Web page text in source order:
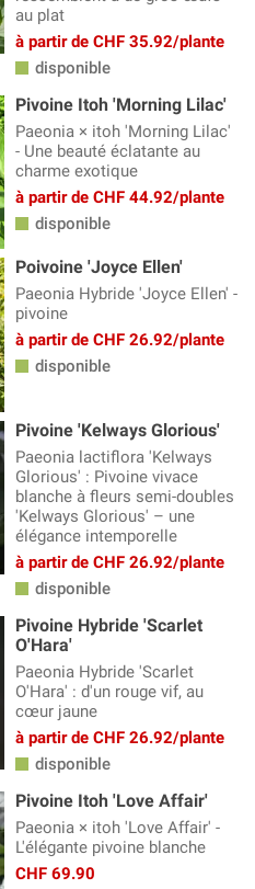
au plat
à partir de CHF 35.92/plante
disponible
Pivoine Itoh 'Morning Lilac'
Paeonia × itoh 'Morning Lilac'
- Une beauté éclatante au
charme exotique
à partir de CHF 44.92/plante
disponible
Poivoine 'Joyce Ellen'
Paeonia Hybride 'Joyce Ellen' -
pivoine
à partir de CHF 26.92/plante
disponible
Pivoine 'Kelways Glorious'
Paeonia lactiflora 'Kelways
Glorious' : Pivoine vivace
blanche à fleurs semi-doubles
'Kelways Glorious' – une
élégance intemporelle
à partir de CHF 26.92/plante
disponible
Pivoine Hybride 'Scarlet
O'Hara'
Paeonia Hybride 'Scarlet
O'Hara' : d'un rouge vif, au
cœur jaune
à partir de CHF 26.92/plante
disponible
Pivoine Itoh 'Love Affair'
Paeonia × itoh 'Love Affair' -
L'élégante pivoine blanche
CHF 69.90